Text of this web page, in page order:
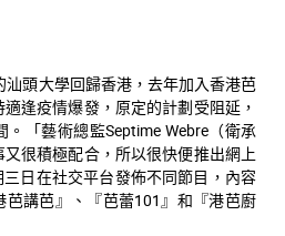
汕頭大學回歸香港，去年加入香港芭
逢疫情爆發，原定的計劃受阻延，
「藝術總監Septime Webre（衛承
很積極配合，所以很快便推出網上
日在社交平台發佈不同節目，內容
講芭』、『芭蕾101』和『港芭廚